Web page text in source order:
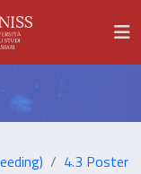
4.3 Poster